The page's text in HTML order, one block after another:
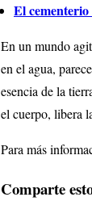
El
En un mundo
en el agua,
esencia de la
el cuerpo, libera
Para más
Comparte